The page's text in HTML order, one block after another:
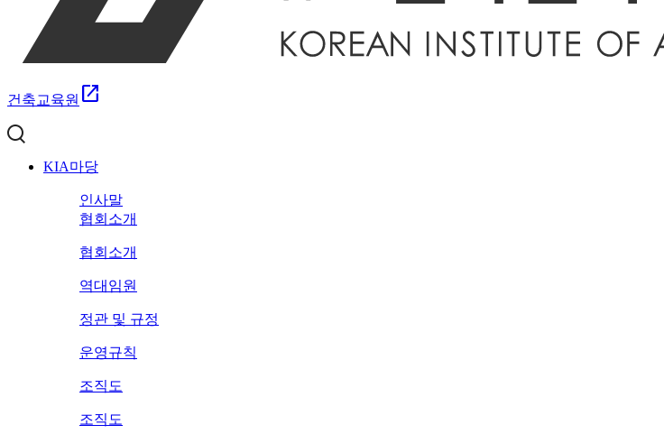
건축교육원 open_in_new
KIA마당
인사말
협회소개
협회소개
역대임원
정관 및 규정
운영규칙
조직도
조직도